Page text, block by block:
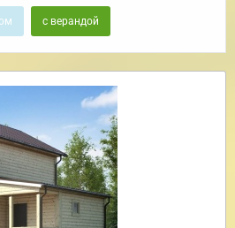
с верандой